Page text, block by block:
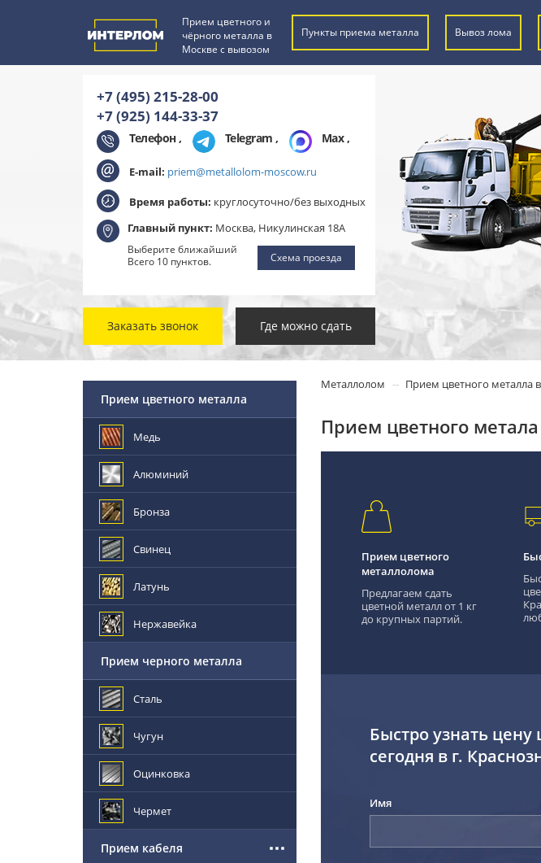
Прием цветного и
чёрного металла в
Москве с вывозом
Пункты приема металла Вывоз лома
+7 (495) 215-28-00
+7 (925) 144-33-37
Телефон , Telegram , Max,
E-mail: priem@metallolom-moscow.ru
Время работы: круглосуточно/без выходных
Главный пункт: Москва, Никулинская 18А
Выберите ближайший
Всего 10 пунктов.
Схема проезда
Заказать звонок Где можно сдать
Металлолом Прием цветного металла
Прием цветного
Прием цветного
металлолома
Предлагаем сдать
цветной металл от 1 кг
до крупных партий.
Быстро узнать цену
сегодня в г.
Имя
Прием цветного металла
Медь
Алюминий
Бронза
Свинец
Латунь
Нержавейка
Прием черного металла
Сталь
Чугун
Оцинковка
Чермет
Прием кабеля